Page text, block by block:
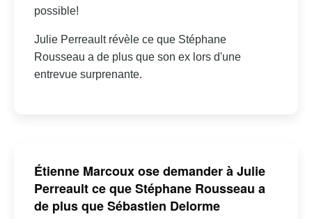
possible!
Julie Perreault révèle ce que Stéphane
Rousseau a de plus que son ex lors d'une
entrevue surprenante.
Étienne Marcoux ose demander à Julie
Perreault ce que Stéphane Rousseau a
de plus que Sébastien Delorme